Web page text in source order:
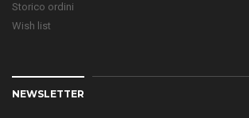
Storico ordini
Wish list
NEWSLETTER